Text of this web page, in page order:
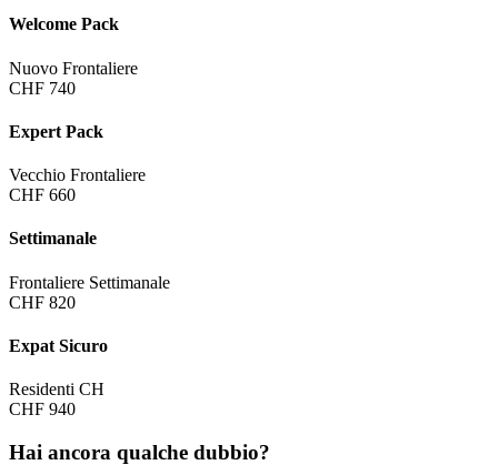
Welcome Pack
Nuovo Frontaliere
CHF 740
Expert Pack
Vecchio Frontaliere
CHF 660
Settimanale
Frontaliere Settimanale
CHF 820
Expat Sicuro
Residenti CH
CHF 940
Hai ancora qualche dubbio?